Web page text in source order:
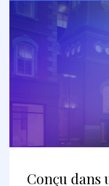
Conçu dans